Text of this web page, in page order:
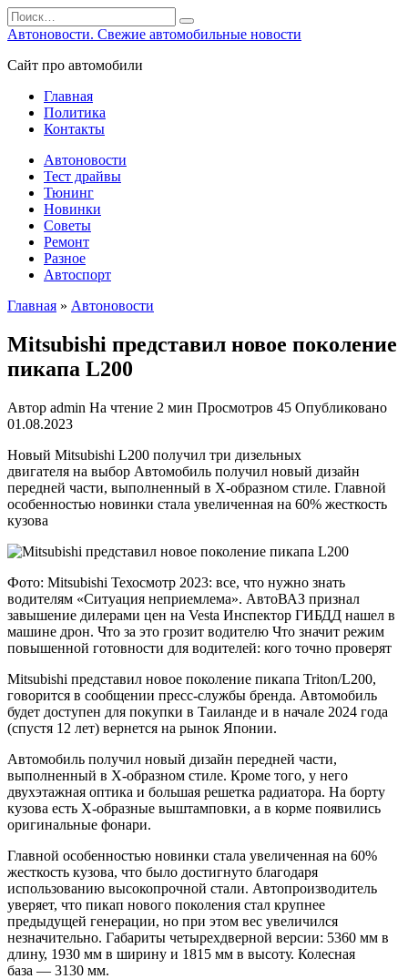
Перейти
к
Search
for:
Автоновости. Свежие автомобильные новости
Сайт про автомобили
Главная
Политика
Контакты
Автоновости
Тест драйвы
Тюнинг
Новинки
Советы
Ремонт
Разное
Автоспорт
Главная » Автоновости
Mitsubishi представил новое поколение
пикапа L200
Автор admin На чтение 2 мин Просмотров 45 Опубликовано
01.08.2023
Новый Mitsubishi L200 получил три дизельных
двигателя на выбор Автомобиль получил новый дизайн
передней части, выполненный в Х-образном стиле. Главной
особенностью новинки стала увеличенная на 60% жесткость
кузова
Фото: Mitsubishi Техосмотр 2023: все, что нужно знать
водителям «Ситуация неприемлема». АвтоВАЗ признал
завышение дилерами цен на Vesta Инспектор ГИБДД нашел в
машине дрон. Что за это грозит водителю Что значит режим
повышенной готовности для водителей: кого точно проверят
Mitsubishi представил новое поколение пикапа Triton/L200,
говорится в сообщении пресс-службы бренда. Автомобиль
будет доступен для покупки в Таиланде и в начале 2024 года
(спустя 12 лет) вернется на рынок Японии.
Автомобиль получил новый дизайн передней части,
выполненный в Х-образном стиле. Кроме того, у него
двухэтажная оптика и большая решетка радиатора. На борту
кузова есть Х-образные выштамповки, а в корме появились
оригинальные фонари.
Главной особенностью новинки стала увеличенная на 60%
жесткость кузова, что было достигнуто благодаря
использованию высокопрочной стали. Автопроизводитель
уверяет, что пикап нового поколения стал крупнее
предыдущей генерации, но при этом вес увеличился
незначительно. Габариты четырехдверной версии: 5360 мм в
длину, 1930 мм в ширину и 1815 мм в высоту. Колесная
база — 3130 мм.